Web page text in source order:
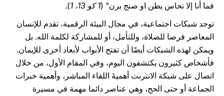
فما أنا إلا نحاس يطن او صنج يرن" (1 كو 13، 1
).
توجد شبكات اجتماعية، في مجال البيئة الرقمية، تقدم للإنسان
المعاصر فرصا للصلاة، وللتأمل، أو للمشاركة لكلمة الله. بل
ويمكن لهذه الشبكات أيضًا أن تفتح الأبواب لأبعاد أخرى للإيمان.
فأشخاص كثيرون يكتشفون اليوم، وفي المقام الأول، من خلال
اتصال على شبكة الانترنت أهميةَ اللقاء المباشر، وأهمية خبرات
الجماعة أو حتى الحج، وهي عناصر دائما مهمة في مسيرة